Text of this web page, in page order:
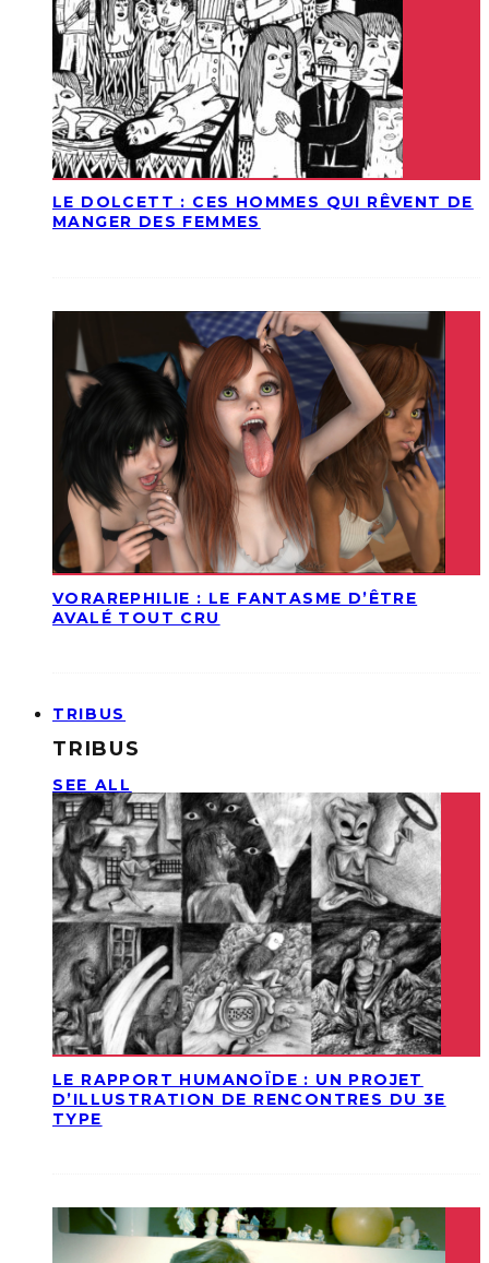
LE DOLCETT : CES HOMMES QUI RÊVENT DE
MANGER DES FEMMES
VORAREPHILIE : LE FANTASME D’ÊTRE
AVALÉ TOUT CRU
TRIBUS
TRIBUS
SEE ALL
LE RAPPORT HUMANOÏDE : UN PROJET
D’ILLUSTRATION DE RENCONTRES DU 3E
TYPE